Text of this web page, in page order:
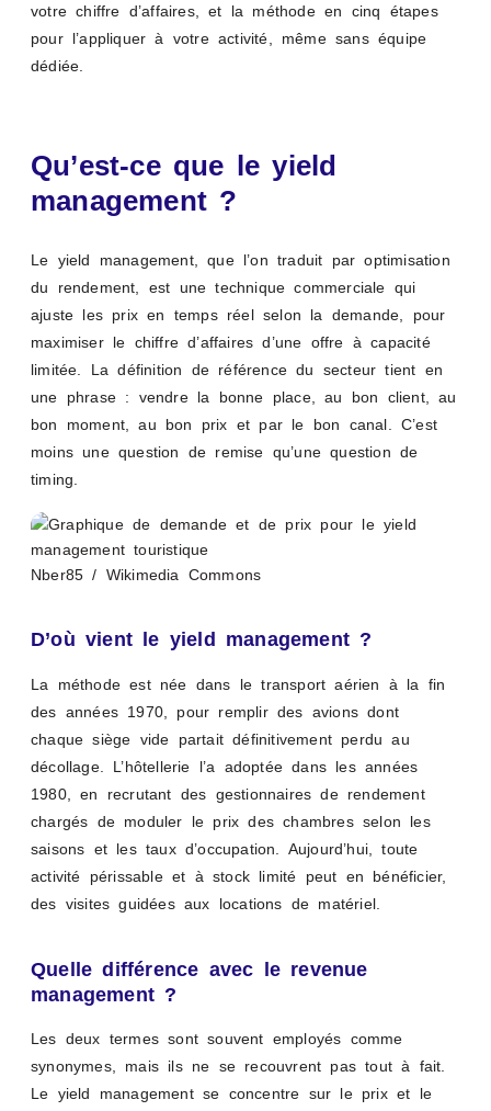
votre chiffre d’affaires, et la méthode en cinq étapes
pour l’appliquer à votre activité, même sans équipe
dédiée.
Qu’est-ce que le yield
management ?
Le yield management, que l’on traduit par optimisation
du rendement, est une technique commerciale qui
ajuste les prix en temps réel selon la demande, pour
maximiser le chiffre d’affaires d’une offre à capacité
limitée. La définition de référence du secteur tient en
une phrase : vendre la bonne place, au bon client, au
bon moment, au bon prix et par le bon canal. C’est
moins une question de remise qu’une question de
timing.
Nber85 / Wikimedia Commons
D’où vient le yield management ?
La méthode est née dans le transport aérien à la fin
des années 1970, pour remplir des avions dont
chaque siège vide partait définitivement perdu au
décollage. L’hôtellerie l’a adoptée dans les années
1980, en recrutant des gestionnaires de rendement
chargés de moduler le prix des chambres selon les
saisons et les taux d’occupation. Aujourd’hui, toute
activité périssable et à stock limité peut en bénéficier,
des visites guidées aux locations de matériel.
Quelle différence avec le revenue
management ?
Les deux termes sont souvent employés comme
synonymes, mais ils ne se recouvrent pas tout à fait.
Le yield management se concentre sur le prix et le